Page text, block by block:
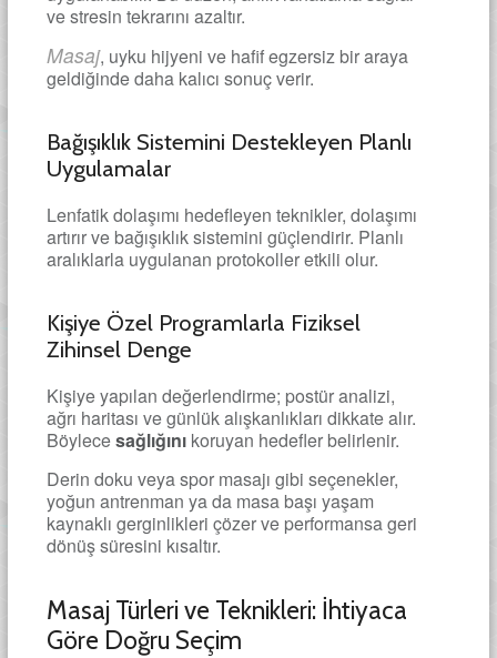
ve stresin tekrarını azaltır.
Masaj, uyku hijyeni ve hafif egzersiz bir araya
geldiğinde daha kalıcı sonuç verir.
Bağışıklık Sistemini Destekleyen Planlı
Uygulamalar
Lenfatik dolaşımı hedefleyen teknikler, dolaşımı
artırır ve bağışıklık sistemini güçlendirir. Planlı
aralıklarla uygulanan protokoller etkili olur.
Kişiye Özel Programlarla Fiziksel
Zihinsel Denge
Kişiye yapılan değerlendirme; postür analizi,
ağrı haritası ve günlük alışkanlıkları dikkate alır.
Böylecesağlığınıkoruyan hedefler belirlenir.
Derin doku veya spor masajı gibi seçenekler,
yoğun antrenman ya da masa başı yaşam
kaynaklı gerginlikleri çözer ve performansa geri
dönüş süresini kısaltır.
Masaj Türleri ve Teknikleri: İhtiyaca
Göre Doğru Seçim